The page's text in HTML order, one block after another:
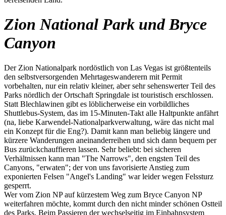
Zion National Park und Bryce
Canyon
Der Zion Nationalpark nordöstlich von Las Vegas ist größtenteils
den selbstversorgenden Mehrtageswanderern mit Permit
vorbehalten, nur ein relativ kleiner, aber sehr sehenswerter Teil des
Parks nördlich der Ortschaft Springdale ist touristisch erschlossen.
Statt Blechlawinen gibt es löblicherweise ein vorbildliches
Shuttlebus-System, das im 15-Minuten-Takt alle Haltpunkte anfährt
(na, liebe Karwendel-Nationalparkverwaltung, wäre das nicht mal
ein Konzept für die Eng?). Damit kann man beliebig längere und
kürzere Wanderungen aneinanderreihen und sich dann bequem per
Bus zurückchauffieren lassen. Sehr beliebt: bei sicheren
Verhältnissen kann man "The Narrows", den engsten Teil des
Canyons, "erwaten"; der von uns favorisierte Anstieg zum
exponierten Felsen "Angel's Landing" war leider wegen Felssturz
gesperrt.
Wer vom Zion NP auf kürzestem Weg zum Bryce Canyon NP
weiterfahren möchte, kommt durch den nicht minder schönen Ostteil
des Parks. Beim Passieren der wechselseitig im Einbahnsystem